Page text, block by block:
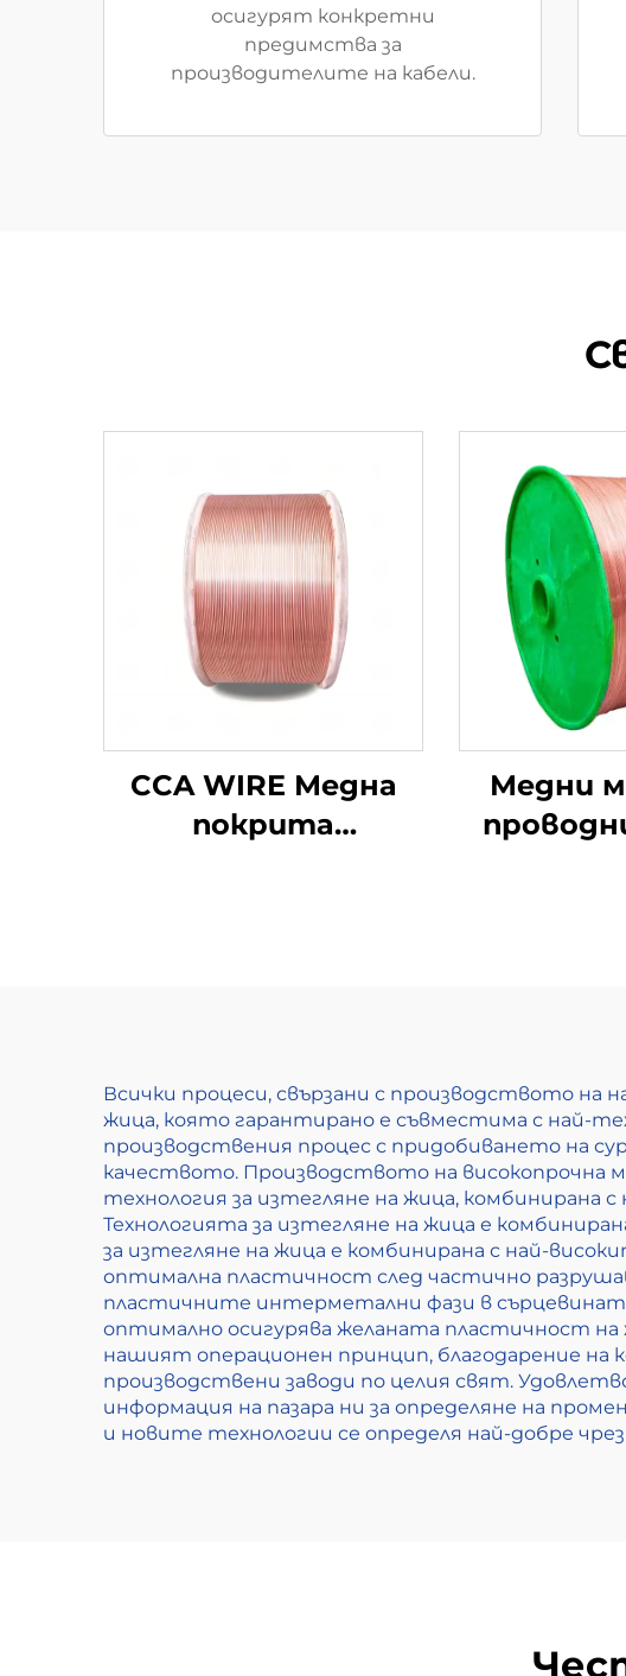
осигурят конкретни
предимства за
производителите на кабели.
CCA WIRE Медна
покрита
Медни
Всички процеси, свързани с производството на
жица, която гарантирано е съвместима с най-
производствения процес с придобиването на
качеството. Производството на високопрочна
технология за изтегляне на жица, комбинирана
Технологията за изтегляне на жица е
за изтегляне на жица е комбинирана с най-
оптимална пластичност след частично
пластичните интерметални фази в
оптимално осигурява желаната пластичност
нашият операционен принцип, благодарение на
производствени заводи по целия свят.
информация на пазара ни за определяне на
и новите технологии се определя най-добре